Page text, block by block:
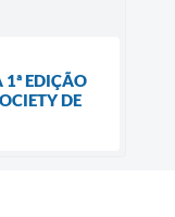
1ª EDIÇÃO
DE